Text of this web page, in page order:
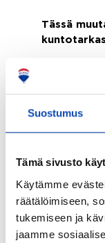
Suostumus
Tämä sivusto
Käytämme
räätälöimiseen,
tukemiseen ja
jaamme
Tässä
Varmista,
Tee aina
Älä valitse